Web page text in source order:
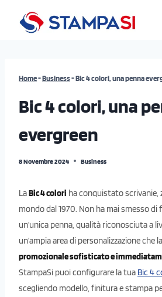
Home-Business-Bic 4 colori, una penna
Bic 4 colori, una
evergreen
8 Novembre 2024 Business
LaBic 4 colori ha conquistato
mondo dal 1970. Non ha mai smesso
un’unica penna, qualità riconosciuta a
un’ampia area di personalizzazione che
promozionale sofisticato e
StampaSi puoi configurare la tua Bic 4
scegliendo modello, finitura e stampa